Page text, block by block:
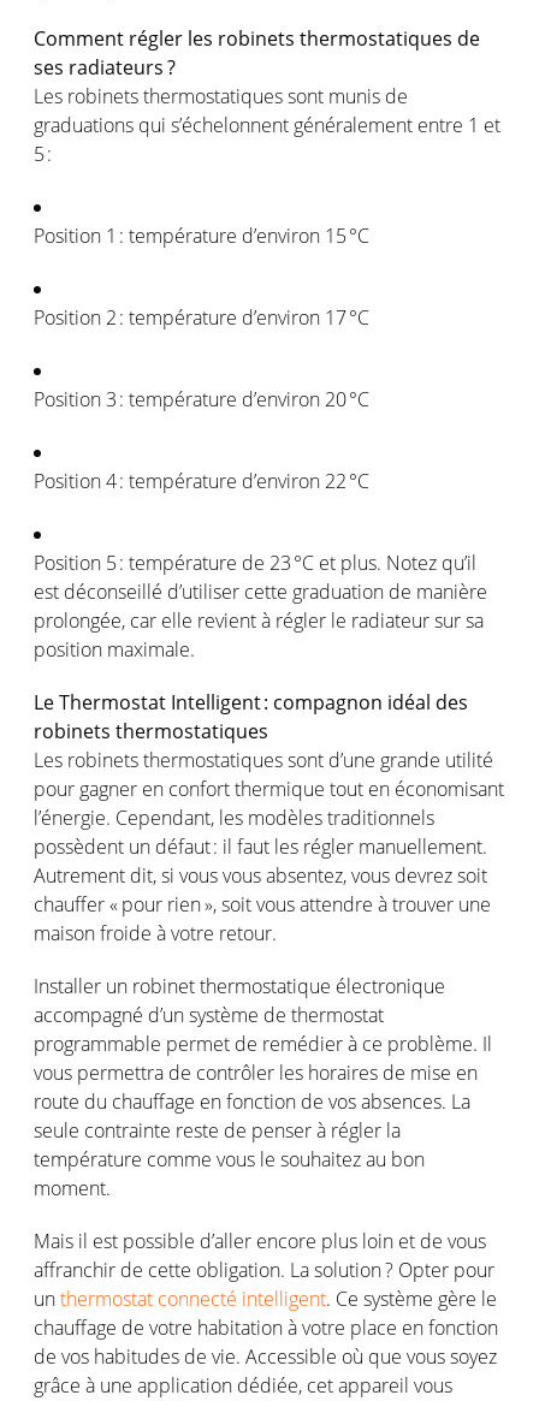
Comment régler les robinets thermostatiques de
ses radiateurs?
Les robinetsthermostatiquessont munis de
graduations qui s’échelonnent généralement entre 1 et
5 :
Position 1 : température d’environ 15 °C
Position 2 : température d’environ 17 °C
Position3 : température d’environ 20 °C
Position4 : température d’environ 22 °C
Position 5 : température de 23 °C et plus. Notez qu’il
est déconseillé d’utiliser cette graduation de manière
prolongée, car elle revientà régler le radiateursursa
position maximale.
Le Thermostat Intelligent : compagnon idéal des
robinets thermostatiques
Les robinetsthermostatiquessont d’une grande utilité
pour gagner en confortthermique tout en économisant
l’énergie. Cependant, les modèlestraditionnels
possèdent un défaut: il faut les régler manuellement.
Autrement dit,si vousvousabsentez,vous devrezsoit
chauffer « pour rien »,soitvousattendre àtrouver une
maisonfroide àvotre retour.
Installer un robinetthermostatique électronique
accompagné d’unsystème de thermostat
programmable permet de remédierà ce problème. Il
vous permettra de contrôler les horaires de mise en
route du chauffage enfonction de vosabsences. La
seule contrainte reste de penserà régler la
température comme vous le souhaitezau bon
moment.
Mais il est possible d’aller encore plus loin et de vous
affranchir de cette obligation. Lasolution ? Opter pour
unthermostat connecté intelligent. Ce système gère le
chauffage de votre habitation àvotre place enfonction
de vos habitudes de vie. Accessible où que voussoyez
grâce à une application dédiée, cetappareil vous